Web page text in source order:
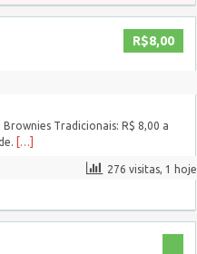
R$8,00
Tradicionais: R$ 8,00 a
[…]
276 visitas, 1 hoje